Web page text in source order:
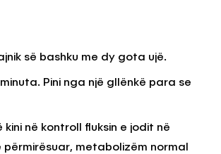
së bashku me dy gota ujë.
Pini nga një gllënkë para se
në kontroll fluksin e jodit në
metabolizëm normal